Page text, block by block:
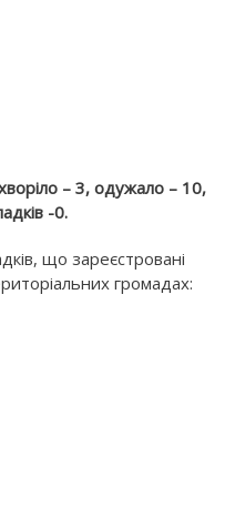
– 3, одужало – 10,
-0.
що зареєстровані
громадах: